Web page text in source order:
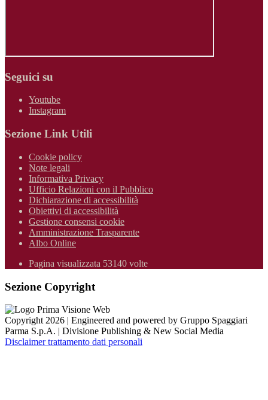
Seguici su
Youtube
Instagram
Sezione Link Utili
Cookie policy
Note legali
Informativa Privacy
Ufficio Relazioni con il Pubblico
Dichiarazione di accessibilità
Obiettivi di accessibilità
Gestione consensi cookie
Amministrazione Trasparente
Albo Online
Pagina visualizzata 53140 volte
Sezione Copyright
Copyright 2026 | Engineered and powered by Gruppo Spaggiari
Parma S.p.A. | Divisione Publishing & New Social Media
Disclaimer trattamento dati personali